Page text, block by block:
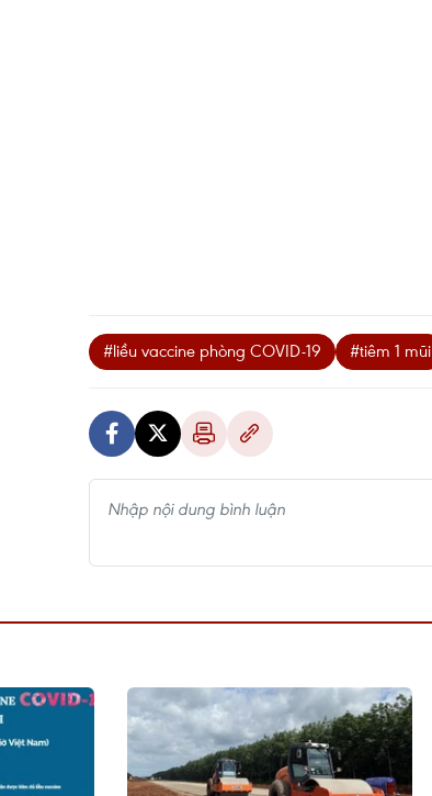
#liều vaccine phòng COVID-19 #tiêm 1 mũi